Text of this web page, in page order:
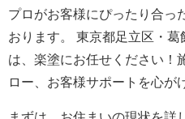
プロがお客様にぴったり合っ
おります。 東京都足立区・
は、楽塗にお任せください！
ロー、お客様サポートを心が